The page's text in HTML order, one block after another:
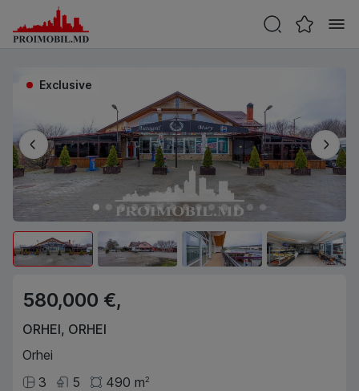
Exclusive
580,000 €,
ORHEI, ORHEI
Orhei
3
5 490 m2